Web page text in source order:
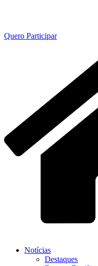
Quero Participar
Notícias
Destaques